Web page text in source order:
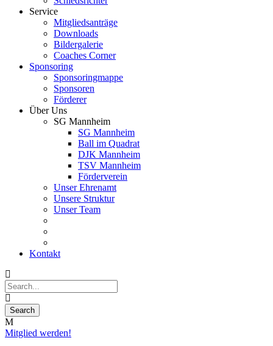
Service
Mitgliedsanträge
Downloads
Bildergalerie
Coaches Corner
Sponsoring
Sponsoringmappe
Sponsoren
Förderer
Über Uns
SG Mannheim
SG Mannheim
Ball im Quadrat
DJK Mannheim
TSV Mannheim
Förderverein
Unser Ehrenamt
Unsere Struktur
Unser Team
Kontakt
Mitglied werden!